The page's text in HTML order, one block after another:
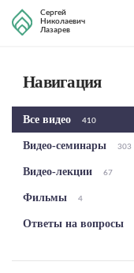
Сергей
Николаевич
Лазарев
Навигация
Все видео 410
Видео-семинары 303
Видео-лекции 67
Фильмы 4
Ответы на вопросы